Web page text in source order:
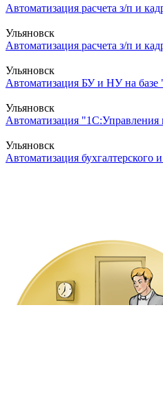
Автоматизация расчета з/п и
Ульяновск
Автоматизация расчета з/п и
Ульяновск
Автоматизация БУ и НУ на
Ульяновск
Автоматизация
Ульяновск
Автоматизация бухгалтерского